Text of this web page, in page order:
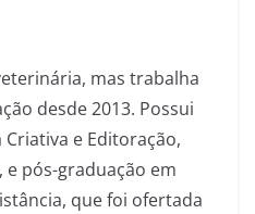
mas trabalha
desde 2013. Possui
e Editoração,
e pós-graduação em
que foi ofertada